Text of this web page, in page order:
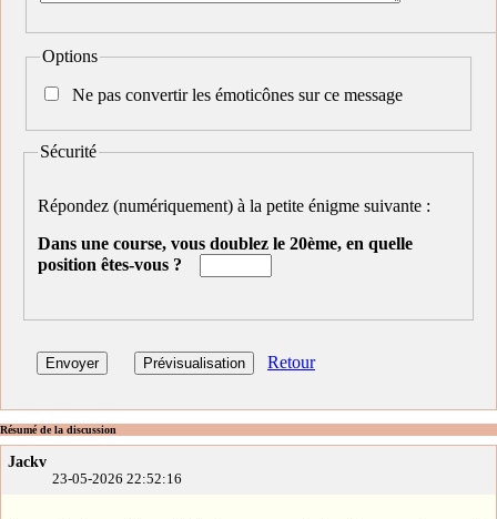
Options
Ne pas convertir les émoticônes sur ce message
Sécurité
Répondez (numériquement) à la petite énigme suivante :
Dans une course, vous doublez le 20ème, en quelle
position êtes-vous ?
Retour
Résumé de la discussion
Jackv
23-05-2026 22:52:16